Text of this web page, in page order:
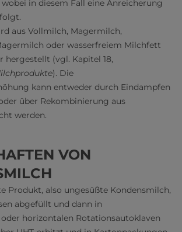
in diesem Fall eine Anreicherung
aus Vollmilch, Magermilch,
oder wasserfreiem Milchfett
hergestellt (vgl. Kapitel 18,
). Die
kann entweder durch Eindampfen
über Rekombinierung aus
werden.
VON
Produkt, also ungesüßte Kondensmilch,
abgefüllt und dann in
horizontalen Rotationsautoklaven